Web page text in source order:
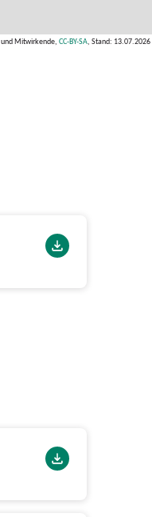
und Mitwirkende, CC-BY-SA, Stand: 13.07.2026